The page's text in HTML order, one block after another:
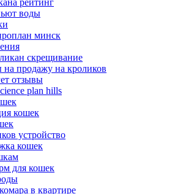
воды
минск
скрещивание
продажу на кроликов
отзывы
plan hills
кошек
устройство
кошек
для кошек
в квартире